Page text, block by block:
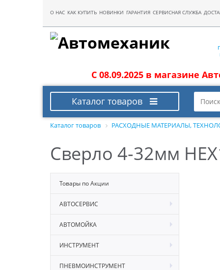
О НАС КАК КУПИТЬ НОВИНКИ ГАРАНТИЯ СЕРВИСНАЯ СЛУЖБА
С 08.09.2025 в магазине
Каталог товаров
Каталог товаров РАСХОДНЫЕ МАТЕРИАЛЫ,
Сверло 4-32мм
Товары по Акции
АВТОСЕРВИС
АВТОМОЙКА
ИНСТРУМЕНТ
ПНЕВМОИНСТРУМЕНТ